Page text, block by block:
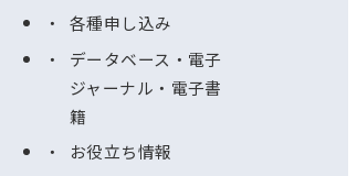
各種申し込み
データベース・電子
ジャーナル・電子書
籍
お役立ち情報